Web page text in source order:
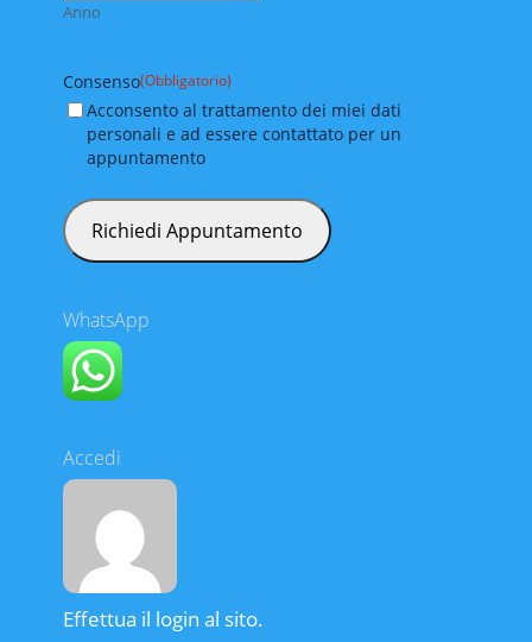
Anno
Consenso(Obbligatorio)
Acconsento al trattamento dei miei dati
personali e ad essere contattato per un
appuntamento
WhatsApp
Accedi
Effettua il login al sito.